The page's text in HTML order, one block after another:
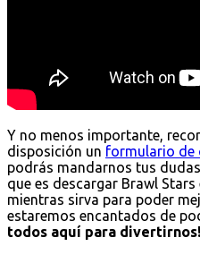
Y no menos importante,
disposición un formulario de
podrás mandarnos tus
que es descargar Brawl
mientras sirva para poder
estaremos encantados de
todos aquí para divertirnos!